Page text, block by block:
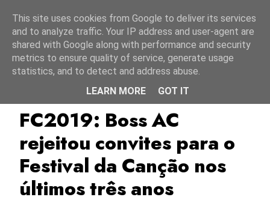
FC2019 Festival Da Canção 2019
FC2019: Boss AC
rejeitou convites para o
Festival da Canção nos
últimos três anos
This site uses cookies from Google to deliver its services
and to analyze traffic. Your IP address and user-agent are
shared with Google along with performance and security
metrics to ensure quality of service, generate usage
statistics, and to detect and address abuse.
LEARN MORE
GOT IT